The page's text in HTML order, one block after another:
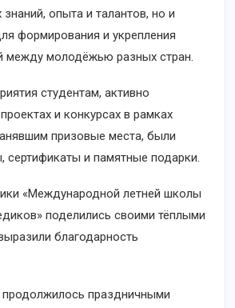
опыта и талантов, но и
формирования и укрепления
между молодёжью разных стран.
студентам, активно
и конкурсах в рамках
призовые места, были
сертификаты и памятные подарки.
«Международной летней школы
поделились своими тёплыми
благодарность
праздничными